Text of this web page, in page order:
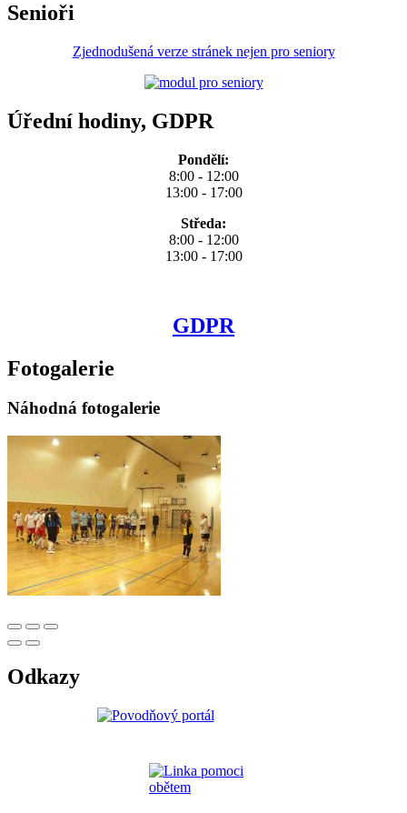
Senioři
Zjednodušená verze stránek nejen pro seniory
Úřední hodiny, GDPR
Pondělí:
8:00 - 12:00
13:00 - 17:00
Středa:
8:00 - 12:00
13:00 - 17:00
GDPR
Fotogalerie
Náhodná fotogalerie
Odkazy